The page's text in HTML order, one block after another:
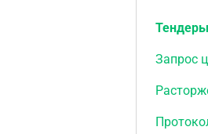
Запрос